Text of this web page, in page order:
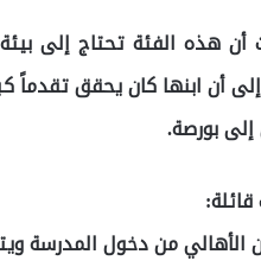
أن هذه الفئة تحتاج إلى
أن ابنها كان يحقق تقدماً
إلى بورصة.
الأهالي من دخول المدرسة